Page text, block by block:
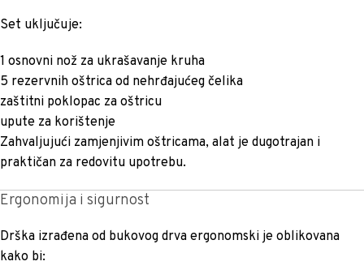
Set uključuje:
1 osnovni nož za ukrašavanje kruha
5 rezervnih oštrica od nehrđajućeg čelika
zaštitni poklopac za oštricu
upute za korištenje
Zahvaljujući zamjenjivim oštricama, alat je dugotrajan i
praktičan za redovitu upotrebu.
Ergonomija i sigurnost
Drška izrađena od bukovog drva ergonomski je oblikovana
kako bi: